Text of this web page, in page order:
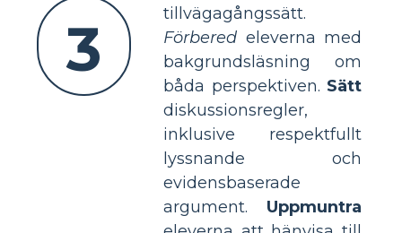
3
tillvägagångssätt.
Förbered eleverna med
bakgrundsläsning om
båda perspektiven. Sätt
diskussionsregler,
inklusive respektfullt
lyssnande och
evidensbaserade
argument. Uppmuntra